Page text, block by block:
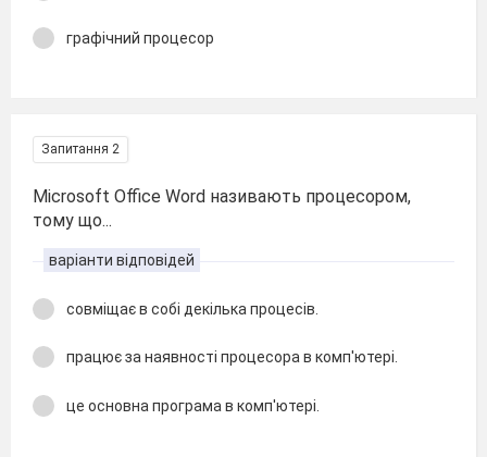
графічний процесор
Запитання 2
Microsoft Office Word називають процесором,
тому що...
варіанти відповідей
совміщає в собі декілька процесів.
працює за наявності процесора в комп'ютері.
це основна програма в комп'ютері.